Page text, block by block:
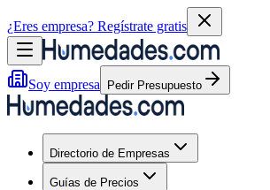
¿Eres empresa? Regístrate gratis
Soy empresa Pedir Presupuesto
Directorio de Empresas
Guías de Precios